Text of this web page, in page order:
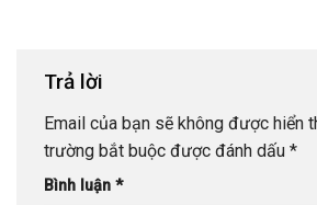
Trả lời
Email của bạn sẽ không được hiển
trường bắt buộc được đánh dấu *
Bình luận *